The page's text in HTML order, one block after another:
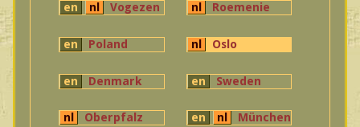
en nl Vogezen nl Roemenie
en Poland nl Oslo
en Denmark en Sweden
nl Oberpfalz en nl München